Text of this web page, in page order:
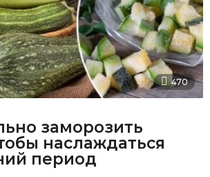
470
заморозить
наслаждаться
период